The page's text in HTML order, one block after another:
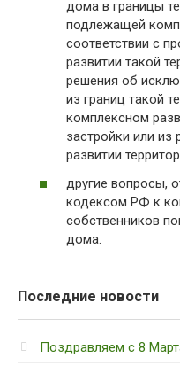
дома в границы
подлежащей
соответствии с
развитии такой
решения об
из границ такой
комплексном
застройки или
развитии
другие вопросы,
кодексом РФ к
собственников
дома.
Последние новости
Поздравляем с 8